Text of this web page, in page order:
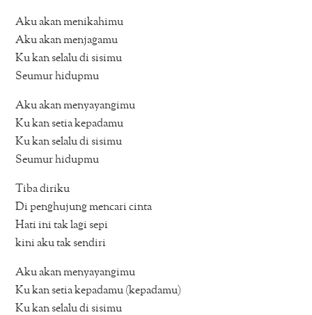
Aku akan menikahimu
Aku akan menjagamu
Ku kan selalu di sisimu
Seumur hidupmu
Aku akan menyayangimu
Ku kan setia kepadamu
Ku kan selalu di sisimu
Seumur hidupmu
Tiba diriku
Di penghujung mencari cinta
Hati ini tak lagi sepi
kini aku tak sendiri
Aku akan menyayangimu
Ku kan setia kepadamu (kepadamu)
Ku kan selalu di sisimu